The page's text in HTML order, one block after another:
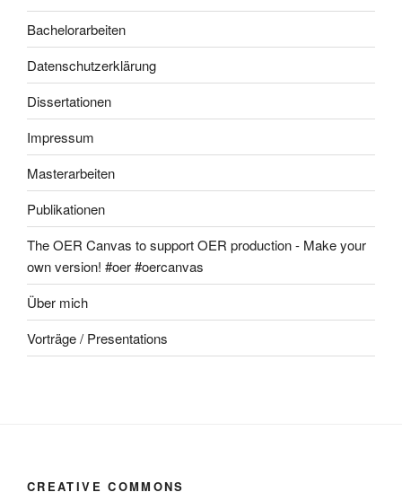
Bachelorarbeiten
Datenschutzerklärung
Dissertationen
Impressum
Masterarbeiten
Publikationen
The OER Canvas to support OER production - Make your
own version! #oer #oercanvas
Über mich
Vorträge / Presentations
CREATIVE COMMONS